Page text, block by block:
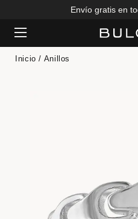
Envío gratis en
Inicio Anillos
Added to Manage